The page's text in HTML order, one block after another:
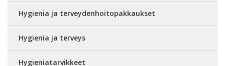
Hygienia ja terveydenhoitopakkaukset
Hygienia ja terveys
Hygieniatarvikkeet